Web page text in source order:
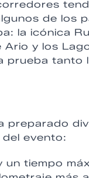
de los
la icónica
Ario y los
prueba tanto
preparado
evento:
tiempo